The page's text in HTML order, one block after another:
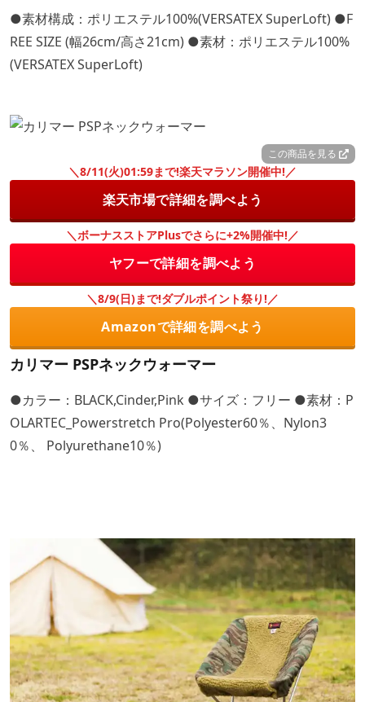
●素材構成：ポリエステル100%(VERSATEX SuperLoft) ●F
REE SIZE (幅26cm/高さ21cm) ●素材：ポリエステル100%
(VERSATEX SuperLoft)
この商品を見る
＼8/11(火)01:59まで!楽天マラソン開催中!／
楽天市場で詳細を調べよう
＼ボーナスストアPlusでさらに+2%開催中!／
ヤフーで詳細を調べよう
＼8/9(日)まで!ダブルポイント祭り!／
Amazonで詳細を調べよう
カリマー PSPネックウォーマー
●カラー：BLACK,Cinder,Pink ●サイズ：フリー ●素材：P
OLARTEC_Powerstretch Pro(Polyester60％、Nylon3
0％、 Polyurethane10％)